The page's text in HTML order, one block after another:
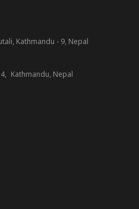
Kathmandu - 9, Nepal
Kathmandu, Nepal